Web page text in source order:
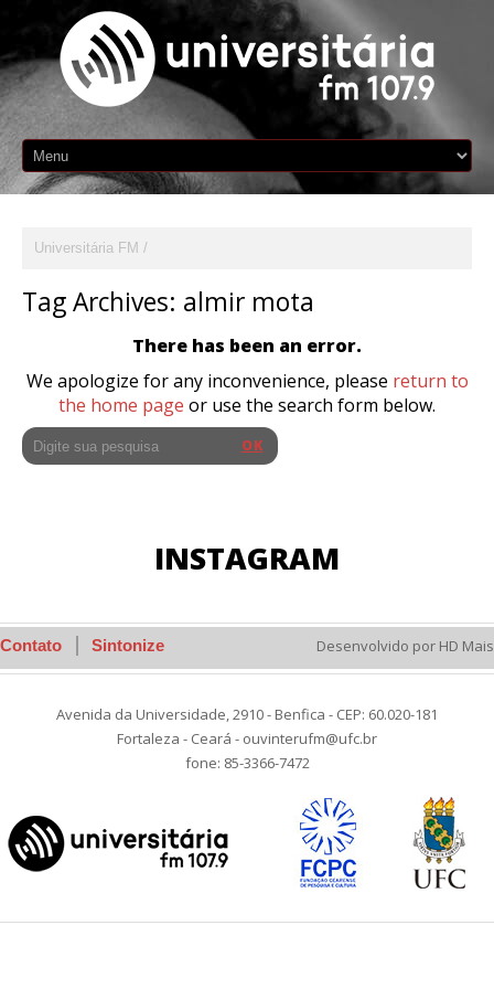
Universitária FM
Tag Archives: almir mota
There has been an error.
We apologize for any inconvenience, please return to
the home page or use the search form below.
INSTAGRAM
Contato Sintonize Desenvolvido por HD Mais
Avenida da Universidade, 2910 - Benfica - CEP: 60.020-181
Fortaleza - Ceará - ouvinterufm@ufc.br
fone: 85-3366-7472